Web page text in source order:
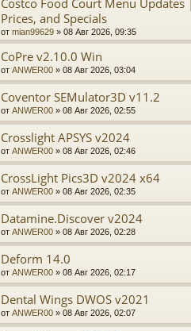
Costco Food Court Menu
Prices, and Specials
от mian99629 » 08 Авг 2026, 09:35
CoPre v2.10.0 Win
от ANWER00 » 08 Авг 2026, 03:04
Coventor SEMulator3D v11.2
от ANWER00 » 08 Авг 2026, 02:55
Crosslight APSYS v2024
от ANWER00 » 08 Авг 2026, 02:46
CrossLight Pics3D v2024 x64
от ANWER00 » 08 Авг 2026, 02:35
Datamine.Discover v2024
от ANWER00 » 08 Авг 2026, 02:28
Deform 14.0
от ANWER00 » 08 Авг 2026, 02:17
Dental Wings DWOS v2021
от ANWER00 » 08 Авг 2026, 02:07